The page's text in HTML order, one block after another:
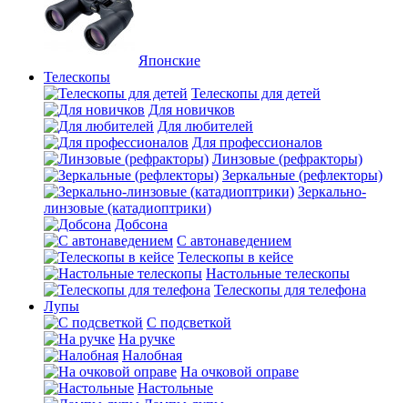
Японские
Телескопы
Телескопы для детей
Для новичков
Для любителей
Для профессионалов
Линзовые (рефракторы)
Зеркальные (рефлекторы)
Зеркально-
линзовые (катадиоптрики)
Добсона
С автонаведением
Телескопы в кейсе
Настольные телескопы
Телескопы для телефона
Лупы
С подсветкой
На ручке
Налобная
На очковой оправе
Настольные